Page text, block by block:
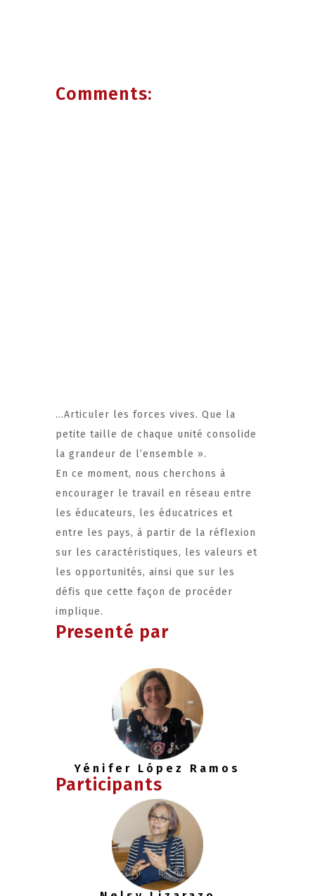
Comments:
…Articuler les forces vives. Que la
petite taille de chaque unité consolide
la grandeur de l’ensemble ».
En ce moment, nous cherchons à
encourager le travail en réseau entre
les éducateurs, les éducatrices et
entre les pays, à partir de la réflexion
sur les caractéristiques, les valeurs et
les opportunités, ainsi que sur les
défis que cette façon de procéder
implique.
Presenté par
Yénifer López Ramos
Participants